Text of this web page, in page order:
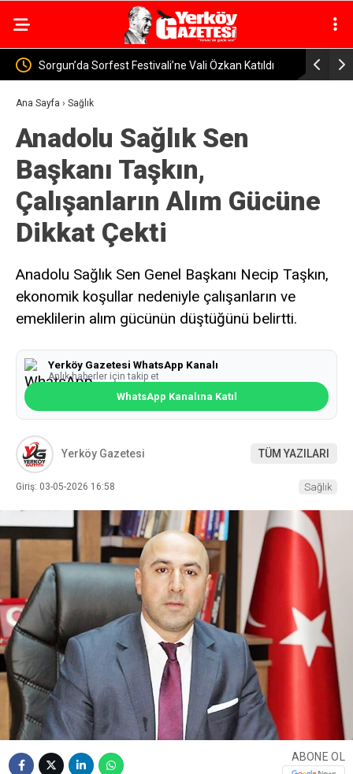
Yozgat’ta Jandarma Baraj ve Göletlerde Güvenlik
Denetimi
Ana Sayfa › Sağlık
Anadolu Sağlık Sen
Başkanı Taşkın,
Çalışanların Alım Gücüne
Dikkat Çekti
Anadolu Sağlık Sen Genel Başkanı Necip Taşkın,
ekonomik koşullar nedeniyle çalışanların ve
emeklilerin alım gücünün düştüğünü belirtti.
Yerköy Gazetesi WhatsApp Kanalı
Anlık haberler için takip et
WhatsApp Kanalına Katıl
Yerköy Gazetesi TÜM YAZILARI
Giriş: 03-05-2026 16:58 Sağlık
ABONE OL